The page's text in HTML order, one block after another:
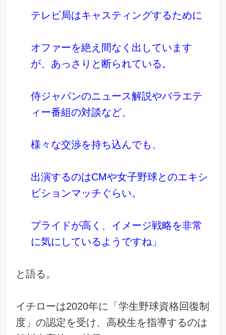
テレビ局はキャスティングするために
オファーを絶え間なく出しています
が、あっさりと断られている。
侍ジャパンのニュース解説やバラエテ
ィー番組の対談など、
様々な交渉を持ち込んでも、
出演するのはCMや女子野球とのエキシ
ビションマッチぐらい。
プライドが高く、イメージ戦略を非常
に気にしているようですね」
と語る。
イチローは2020年に「学生野球資格回復制
度」の認定を受け、高校生を指導するのは